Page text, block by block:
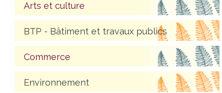
Arts et culture
BTP - Bâtiment et travaux publics
Commerce
Environnement